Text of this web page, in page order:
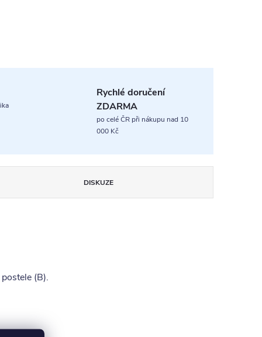
Rychlé doručení
ZDARMA
po celé ČR při nákupu nad 10
000 Kč
DISKUZE
(B).